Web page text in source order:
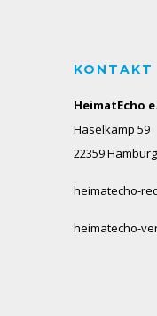
KONTAKT
HeimatEcho
Haselkamp 59
22359 Hamburg
heimatecho-
heimatecho-